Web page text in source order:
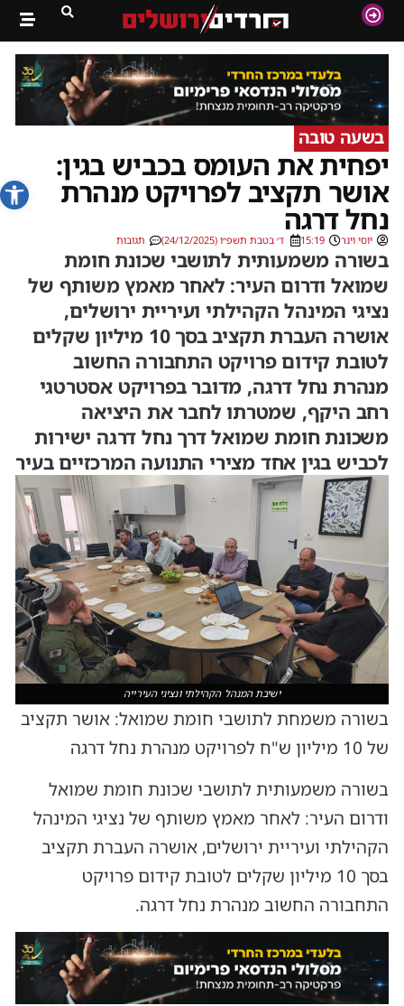
פתח
בשעה טובה
יפחית את העומס בכביש בגין:
אושר תקציב לפרויקט מנהרת
נחל דרגה
יוסי וינר 15:19 ד׳ בטבת תשפ״ו (24/12/2025) תגובות
בשורה משמעותית לתושבי שכונת חומת
שמואל ודרום העיר: לאחר מאמץ משותף של
נציגי המינהל הקהילתי ועיריית ירושלים,
אושרה העברת תקציב בסך 10 מיליון שקלים
לטובת קידום פרויקט התחבורה החשוב
מנהרת נחל דרגה, מדובר בפרויקט אסטרטגי
רחב היקף, שמטרתו לחבר את היציאה
משכונת חומת שמואל דרך נחל דרגה ישירות
לכביש בגין אחד מצירי התנועה המרכזיים בעיר
ישיבת המנהל הקהילתי ונציגי העירייה
בשורה משמחת לתושבי חומת שמואל: אושר תקציב
של 10 מיליון ש"ח לפרויקט מנהרת נחל דרגה
בשורה משמעותית לתושבי שכונת חומת שמואל
ודרום העיר: לאחר מאמץ משותף של נציגי המינהל
הקהילתי ועיריית ירושלים, אושרה העברת תקציב
בסך 10 מיליון שקלים לטובת קידום פרויקט
התחבורה החשוב מנהרת נחל דרגה.